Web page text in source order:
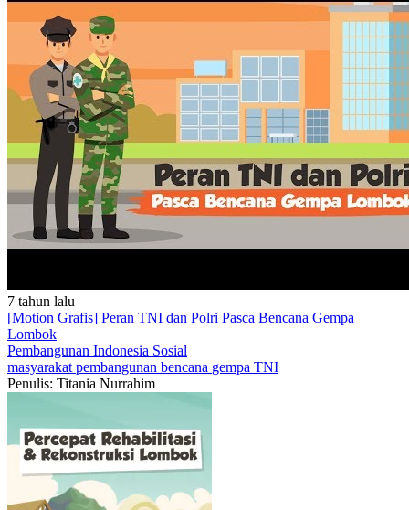
7 tahun lalu
[Motion Grafis] Peran TNI dan Polri Pasca Bencana Gempa
Lombok
Pembangunan Indonesia Sosial
masyarakat pembangunan bencana gempa TNI
Penulis: Titania Nurrahim